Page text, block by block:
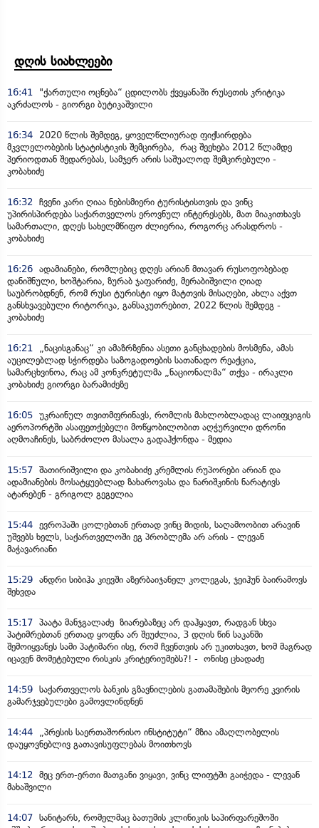
დღის სიახლეები
16:41
"ქართული ოცნება“ ცდილობს ქვეყანაში რუსეთის კრიტიკა
აკრძალოს - გიორგი ბუტიკაშვილი
16:34
2020 წლის შემდეგ, ყოველწლიურად ფიქსირდება
მკვლელობების სტატისტიკის შემცირება, რაც შეეხება 2012 წლამდე
პერიოდთან შედარებას, სამჯერ არის საშუალოდ შემცირებული -
კობახიძე
16:32 ჩვენი კარი ღიაა ნებისმიერი ტურისტისთვის და ვინც
უპირისპირდება საქართველოს ეროვნულ ინტერესებს, მათ მიაკითხავს
სამართალი, დღეს სახელმწიფო ძლიერია, როგორც არასდროს -
კობახიძე
16:26 ადამიანები, რომლებიც დღეს არიან მთავარ რუსოფობებად
დანიშნული, ხოშტარია, ზურაბ ჯაფარიძე, მერაბიშვილი ღიად
საუბრობდნენ, რომ რუსი ტურისტი იყო მატთვის მისაღები, ახლა აქვთ
განსხვავებული რიტორიკა, განსაკუთრებით, 2022 წლის შემდეგ -
კობახიძე
16:21
„ნაცისგანაც“ კი ამაზრზენია ასეთი განცხადების მოსმენა, ამას
აუცილებლად სჭირდება საზოგადოების სათანადო რეაქცია,
სამარცხვინოა, რაც ამ კონკრეტულმა „ნაციონალმა“ თქვა - ირაკლი
კობახიძე გიორგი ბარამიძეზე
16:05 უკრაინულ თვითმფრინავს, რომლის მახლობლადაც ლაიფციგის
აეროპორტში ასაფეთქებელი მოწყობილობით აღჭურვილი დრონი
აღმოაჩინეს, საბრძოლო მასალა გადაჰქონდა - მედია
15:57 შათირიშვილი და კობახიძე კრემლის რუპორები არიან და
ადამიანების მოსატყუებლად ზახაროვასა და ნარიშკინის ნარატივს
ატარებენ - გრიგოლ გეგელია
15:44 ევროპაში ცოლებთან ერთად ვინც მიდის, საღამოობით არავინ
უშვებს ხელს, საქართველოში ეგ პრობლემა არ არის - ლევან
მაჭავარიანი
15:29 ანდრი სიბიჰა კიევში აზერბაიჯანელ კოლეგას, ჯეიჰუნ ბაირამოვს
შეხვდა
15:17 პაატა მანჯგალაძე ზიარებაზეც არ დაჰყავთ, რადგან სხვა
პატიმრებთან ერთად ყოფნა არ შეუძლია, 3 დღის წინ საკანში
შემოიყვანეს სამი პატიმარი ისე, რომ ჩვენთვის არ უკითხავთ, ხომ მაგრად
იცავენ მომეტებული რისკის კრიტერიუმებს?! - ონისე ცხადაძე
14:59 საქართველოს ბანკის გზავნილების გათამაშების მეორე კვირის
გამარჯვებულები გამოვლინდნენ
14:44
„პრესის საერთაშორისო ინსტიტუტი“ მზია ამაღლობელის
დაუყოვნებლივ გათავისუფლებას მოითხოვს
14:12 მეც ერთ-ერთი მათგანი ვიყავი, ვინც ლიფტში გაიჭედა - ლევან
მახაშვილი
14:07 სანიტარს, რომელმაც ბათუმის კლინიკის საპირფარეშოში